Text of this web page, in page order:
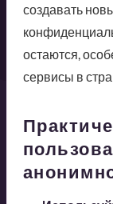
создавать
остаются,
сервисы в